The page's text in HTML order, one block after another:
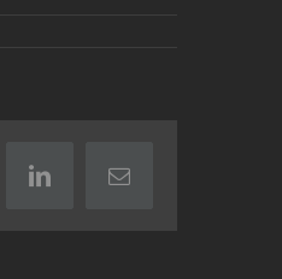
LinkedInEmail